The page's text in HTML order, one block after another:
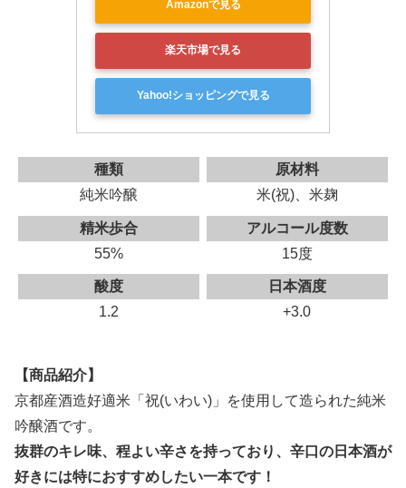
Amazonで見る
楽天市場で見る
Yahoo!ショッピングで見る
種類
純米吟醸
原材料
米(祝)、米麹
精米歩合
55%
アルコール度数
15度
酸度
1.2
日本酒度
+3.0
【商品紹介】
京都産酒造好適米「祝(いわい)」を使用して造られた純米
吟醸酒です。
抜群のキレ味、程よい辛さを持っており、辛口の日本酒が
好きには特におすすめしたい一本です！